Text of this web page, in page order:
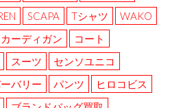
SCAPA Tシャツ
WAKO
カーディガン
コート
スーツ
センソユニコ
バリー パンツ
ヒロコビス